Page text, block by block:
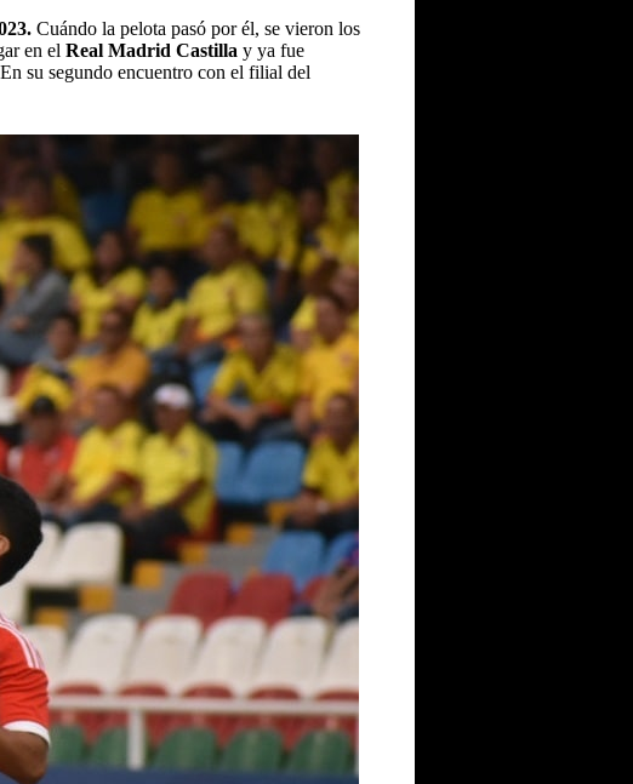
Cuándo la pelota pasó por él, se vieron los
en el Real Madrid Castilla y ya fue
su segundo encuentro con el filial del